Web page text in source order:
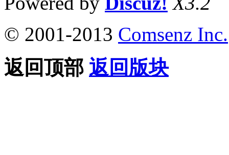
© 2001-2013 Comsenz Inc.
返回顶部 返回版块